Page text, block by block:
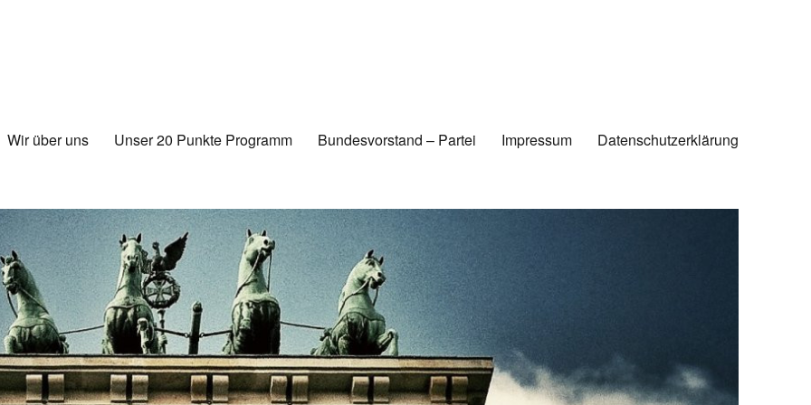
Wir über uns Unser 20 Punkte Programm Bundesvorstand – Partei Impressum Datenschutzerklärung